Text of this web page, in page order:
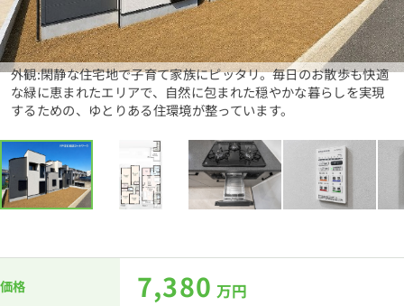
外観:閑静な住宅地で子育て家族にピッタリ。毎日のお散歩も快適
な緑に恵まれたエリアで、自然に包まれた穏やかな暮らしを実現
するための、ゆとりある住環境が整っています。
価格 7,380 万円